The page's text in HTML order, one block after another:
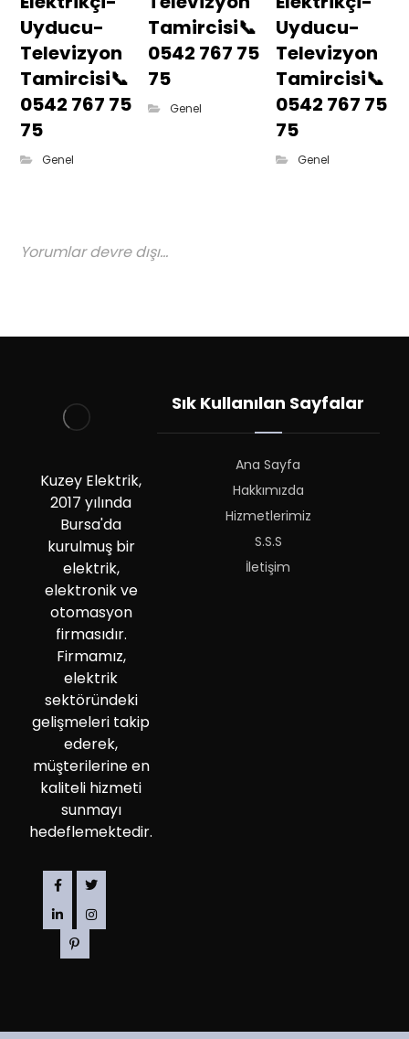
Uyducu-
Televizyon
Tamircisi📞
0542 767 75
75
Genel
Tamircisi📞
0542 767 75
75
Genel
Uyducu-
Televizyon
Tamircisi📞
0542 767 75
75
Genel
Yorumlar devre dışı...
Kuzey Elektrik,
2017 yılında
Bursa'da
kurulmuş bir
elektrik,
elektronik ve
otomasyon
firmasıdır.
Firmamız,
elektrik
sektöründeki
gelişmeleri takip
ederek,
müşterilerine en
kaliteli hizmeti
sunmayı
hedeflemektedir.
Sık Kullanılan Sayfalar
Ana Sayfa
Hakkımızda
Hizmetlerimiz
S.S.S
İletişim